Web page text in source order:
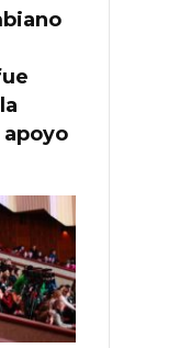
apoyo